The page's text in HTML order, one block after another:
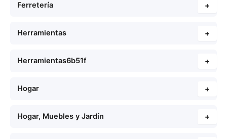
Ferretería +
Herramientas +
Herramientas6b51f +
Hogar +
Hogar, Muebles y Jardín +